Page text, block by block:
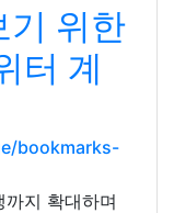
기 위한
터 계
bookmarks-
지 확대하며